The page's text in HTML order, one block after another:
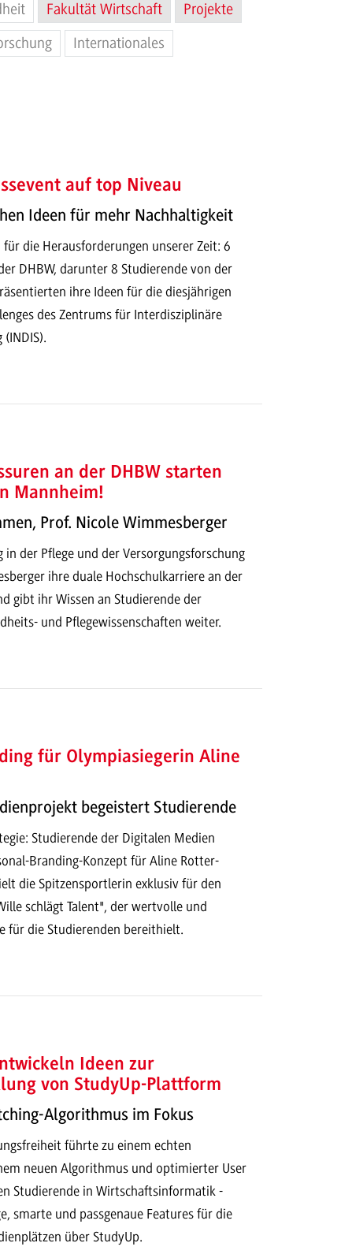
Fakultät Wirtschaft
Projekte
Internationales
auf top Niveau
Ideen für mehr Nachhaltigkeit
die Herausforderungen unserer Zeit: 6
DHBW, darunter 8 Studierende von der
ihre Ideen für die diesjährigen
des Zentrums für Interdisziplinäre
an der DHBW starten
Mannheim!
Prof. Nicole Wimmesberger
der Pflege und der Versorgungsforschung
ihre duale Hochschulkarriere an der
gibt ihr Wissen an Studierende der
und Pflegewissenschaften weiter.
für Olympiasiegerin Aline
begeistert Studierende
Studierende der Digitalen Medien
Branding-Konzept für Aline Rotter-
die Spitzensportlerin exklusiv für den
schlägt Talent", der wertvolle und
für die Studierenden bereithielt.
Ideen zur
von StudyUp-Plattform
Algorithmus im Fokus
führte zu einem echten
neuen Algorithmus und optimierter User
Studierende in Wirtschaftsinformatik -
smarte und passgenaue Features für die
über StudyUp.